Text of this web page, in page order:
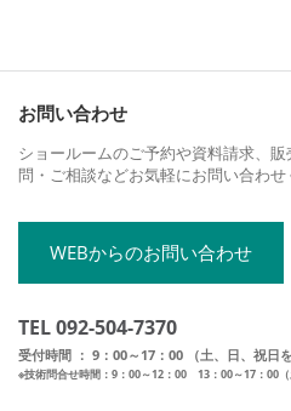
お問い合わせ
ショールームのご予約や資料請求、
問・ご相談などお気軽にお問い合わせ
WEBからのお問い合わせ
TEL 092-504-7370
受付時間 ： 9：00～17：00 （土、日、祝日を
※技術問合せ時間：9：00～12：00 13：00～17：00（